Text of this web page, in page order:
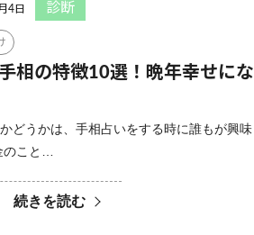
4日 診断
相の特徴10選！晩年幸せにな
どうかは、手相占いをする時に誰もが興味
こと…
続きを読む